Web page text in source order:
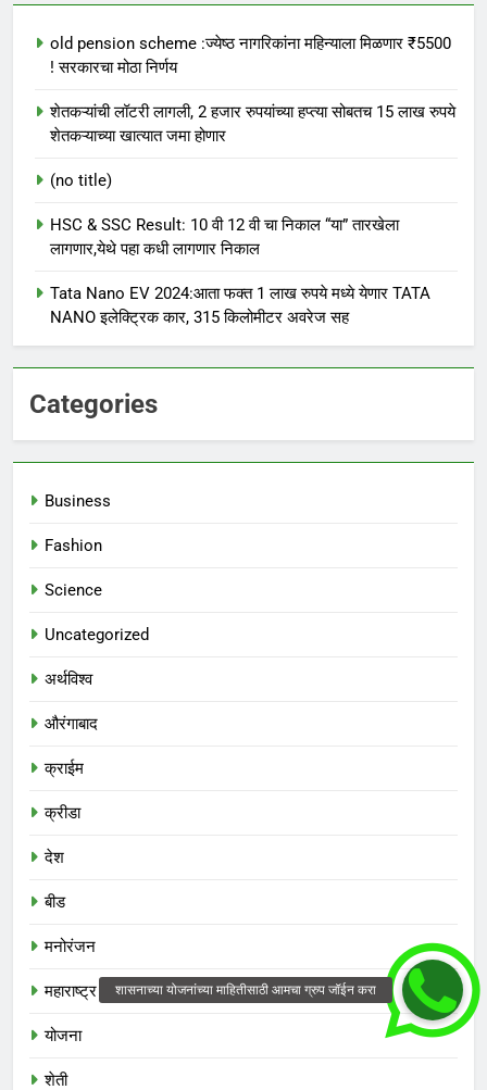
old pension scheme :ज्येष्ठ नागरिकांना महिन्याला मिळणार ₹5500
! सरकारचा मोठा निर्णय
शेतकऱ्यांची लॉटरी लागली, 2 हजार रुपयांच्या हप्त्या सोबतच 15 लाख रुपये
शेतकऱ्याच्या खात्यात जमा होणार
(no title)
HSC & SSC Result: 10 वी 12 वी चा निकाल “या” तारखेला
लागणार,येथे पहा कधी लागणार निकाल
Tata Nano EV 2024:आता फक्त 1 लाख रुपये मध्ये येणार TATA
NANO इलेक्ट्रिक कार, 315 किलोमीटर अवरेज सह
Categories
Business
Fashion
Science
Uncategorized
अर्थविश्व
औरंगाबाद
क्राईम
क्रीडा
देश
बीड
मनोरंजन
महाराष्ट्र
योजना
शेती